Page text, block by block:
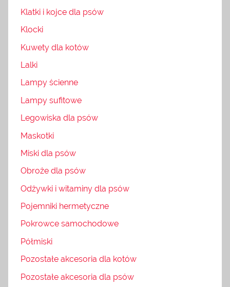
Klatki i kojce dla psów
Klocki
Kuwety dla kotów
Lalki
Lampy ścienne
Lampy sufitowe
Legowiska dla psów
Maskotki
Miski dla psów
Obroże dla psów
Odżywki i witaminy dla psów
Pojemniki hermetyczne
Pokrowce samochodowe
Półmiski
Pozostałe akcesoria dla kotów
Pozostałe akcesoria dla psów